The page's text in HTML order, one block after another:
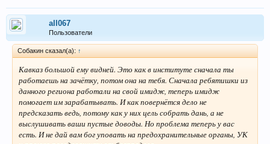
all067
Пользователи
Собакин сказал(а): ↑
Кавказ большой ему видней. Это как в институте сначала ты
работаешь на зачётку, потом она на тебя. Сначала ребятишки из
данного региона работали на свой имидж, теперь имидж
помогает им зарабатывать. И как повернётся дело не
предсказать ведь, потому как у них цель собрать дань, а не
выслушивать ваши пустые доводы. Но проблема теперь у вас
есть. И не дай вам бог уповать на предохранительные органы, УК